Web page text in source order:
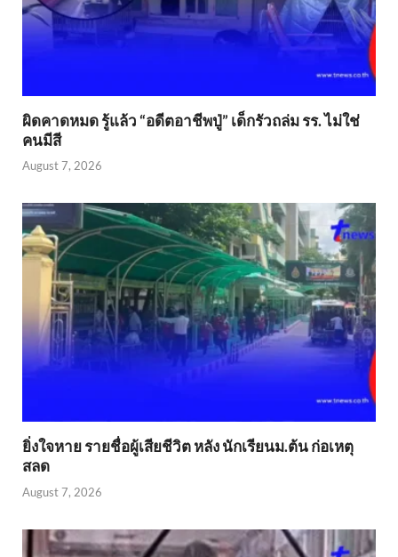
ผิดคาดหมด รู้แล้ว “อดีตอาชีพปู่” เด็กรัวถล่ม รร. ไม่ใช่
คนมีสี
August 7, 2026
ยิ่งใจหาย รายชื่อผู้เสียชีวิต หลัง นักเรียนม.ต้น ก่อเหตุ
สลด
August 7, 2026